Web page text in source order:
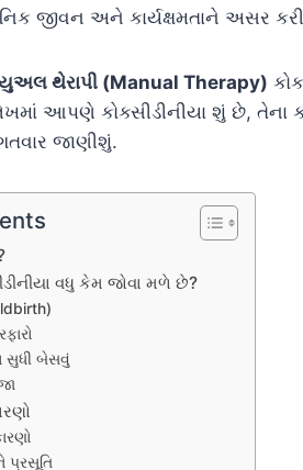
જીવન અને કાર્યક્ષમતાને અસર
થેરાપી (Manual Therapy)
આપણે કોક્સીડીનીયા શું છે, તેના
જાણીશું.
વધુ કેમ જોવા મળે છે?
સુધી બેસવું
પ્રસૂતિ